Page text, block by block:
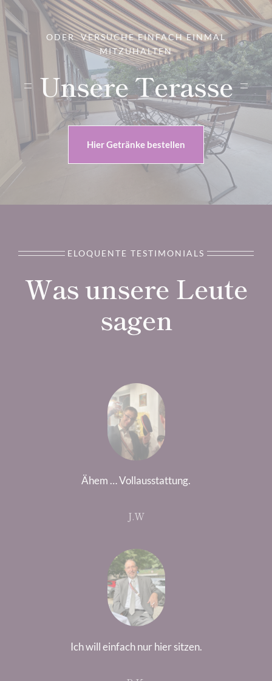
ODER VERSUCHE EINFACH EINMAL
MITZUHALTEN
Unsere Terasse
Hier Getränke bestellen
ELOQUENTE TESTIMONIALS
Was unsere Leute
sagen
Ähem … Vollausstattung.
J.W
Ich will einfach nur hier sitzen.